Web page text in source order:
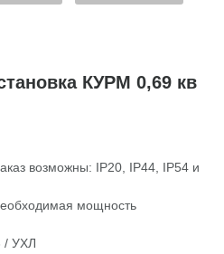
КУРМ 0,69 кв
возможны: IP20, IP44, IP54 и
мощность
/ УХЛ